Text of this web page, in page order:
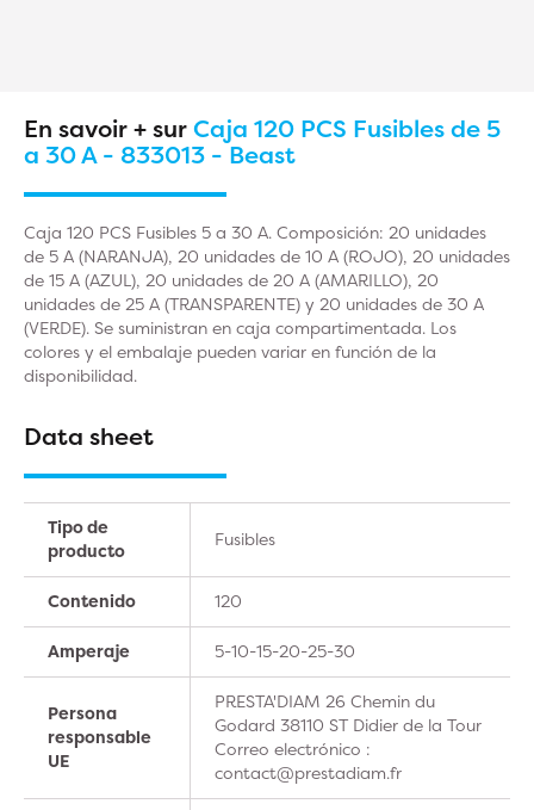
En savoir + surCaja 120 PCS Fusibles de 5
a 30 A - 833013 - Beast
Caja 120 PCS Fusibles 5 a 30 A. Composición: 20 unidades
de 5 A (NARANJA), 20 unidades de 10 A (ROJO), 20 unidades
de 15 A (AZUL), 20 unidades de 20 A (AMARILLO), 20
unidades de 25 A (TRANSPARENTE) y 20 unidades de 30 A
(VERDE). Se suministran en caja compartimentada. Los
colores y el embalaje pueden variar en función de la
disponibilidad.
Data sheet
Tipo de
producto
Fusibles
Contenido 120
Amperaje 5-10-15-20-25-30
Persona
responsable
UE
PRESTA'DIAM 26 Chemin du
Godard 38110 ST Didier de la Tour
Correo electrónico :
contact@prestadiam.fr